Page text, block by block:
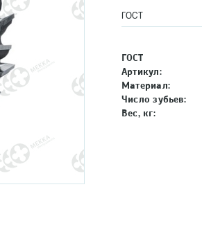
ГОСТ
ГОСТ
Артикул:
Материал:
Число зубьев:
Вес, кг: